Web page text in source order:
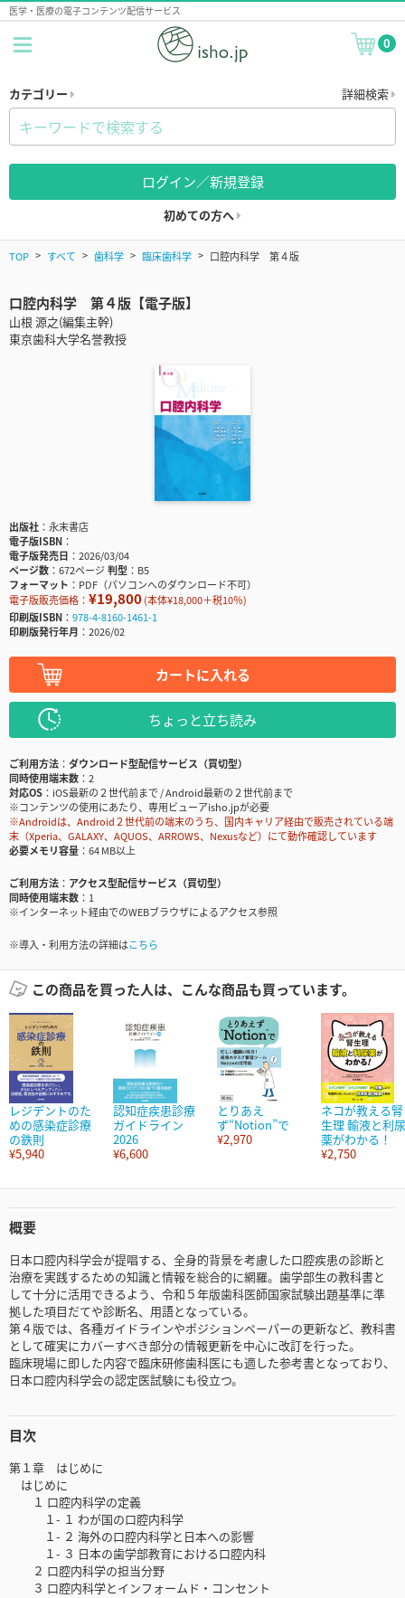
医学・医療の電子コンテンツ配信サービス
0
カテゴリー 詳細検索
ログイン／新規登録
初めての方へ
TOP すべて 歯科学 臨床歯科学 口腔内科学 第４版
口腔内科学 第４版【電子版】
山根 源之(編集主幹)
東京歯科大学名誉教授
出版社
永末書店
電子版ISBN
電子版発売日
2026/03/04
ページ数
672ページ判型
B5
フォーマット
PDF（パソコンへのダウンロード不可）
電子版販売価格： ¥19,800(本体¥18,000＋税10％)
印刷版ISBN
978-4-8160-1461-1
印刷版発行年月
2026/02
カートに入れる
ちょっと立ち読み
ご利用方法
ダウンロード型配信サービス（買切型）
同時使用端末数
2
対応OS
iOS最新の２世代前まで / Android最新の２世代前まで
※コンテンツの使用にあたり、専用ビューアisho.jpが必要
※Androidは、Android２世代前の端末のうち、国内キャリア経由で販売されている端
末（Xperia、GALAXY、AQUOS、ARROWS、Nexusなど）にて動作確認しています
必要メモリ容量
64 MB以上
ご利用方法
アクセス型配信サービス（買切型）
同時使用端末数
1
※インターネット経由でのWEBブラウザによるアクセス参照
※導入・利用方法の詳細はこちら
この商品を買った人は、こんな商品も買っています。
レジデントのた
めの感染症診療
の鉄則
¥5,940
認知症疾患診療
ガイドライン
2026
¥6,600
とりあえ
ず“Notion”で
¥2,970
ネコが教える腎
生理 輸液と利尿
薬がわかる！
¥2,750
概要
日本口腔内科学会が提唱する、全身的背景を考慮した口腔疾患の診断と
治療を実践するための知識と情報を総合的に網羅。歯学部生の教科書と
して十分に活用できるよう、令和５年版歯科医師国家試験出題基準に準
拠した項目だてや診断名、用語となっている。
第４版では、各種ガイドラインやポジションペーパーの更新など、教科書
として確実にカバーすべき部分の情報更新を中心に改訂を行った。
臨床現場に即した内容で臨床研修歯科医にも適した参考書となっており、
日本口腔内科学会の認定医試験にも役立つ。
目次
第１章 はじめに
はじめに
１ 口腔内科学の定義
１- １ わが国の口腔内科学
１- ２ 海外の口腔内科学と日本への影響
１- ３ 日本の歯学部教育における口腔内科
２ 口腔内科学の担当分野
３ 口腔内科学とインフォームド・コンセント